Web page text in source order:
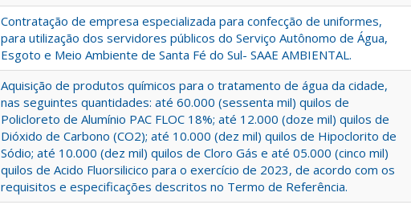
Contratação de empresa especializada para confecção de uniformes,
para utilização dos servidores públicos do Serviço Autônomo de Água,
Esgoto e Meio Ambiente de Santa Fé do Sul- SAAE AMBIENTAL.
Aquisição de produtos químicos para o tratamento de água da cidade,
nas seguintes quantidades: até 60.000 (sessenta mil) quilos de
Policloreto de Alumínio PAC FLOC 18%; até 12.000 (doze mil) quilos de
Dióxido de Carbono (CO2); até 10.000 (dez mil) quilos de Hipoclorito de
Sódio; até 10.000 (dez mil) quilos de Cloro Gás e até 05.000 (cinco mil)
quilos de Acido Fluorsilicico para o exercício de 2023, de acordo com os
requisitos e especificações descritos no Termo de Referência.